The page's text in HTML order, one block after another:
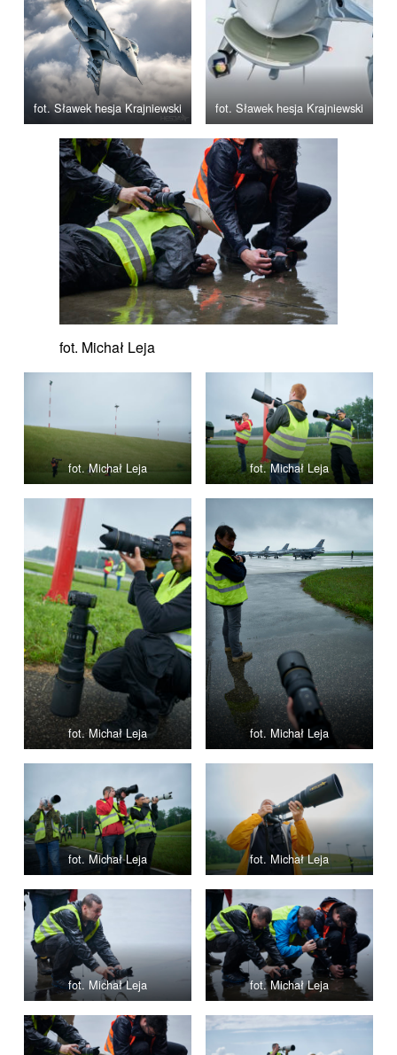
fot. Sławek hesja Krajniewski fot. Sławek hesja Krajniewski
fot. Michał Leja
fot. Michał Leja fot. Michał Leja
fot. Michał Leja fot. Michał Leja
fot. Michał Leja fot. Michał Leja
fot. Michał Leja fot. Michał Leja